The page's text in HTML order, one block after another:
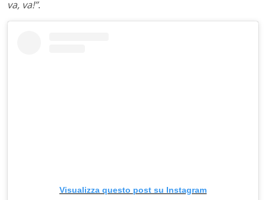
va, va!”.
Visualizza questo post su Instagram